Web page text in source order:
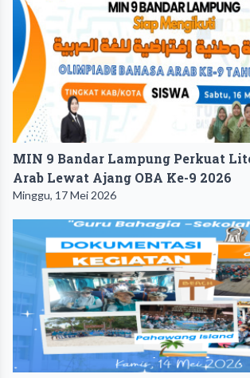
MIN 9 Bandar Lampung Perkuat
Arab Lewat Ajang OBA Ke-9 2026 ‎ ‎
Minggu, 17 Mei 2026